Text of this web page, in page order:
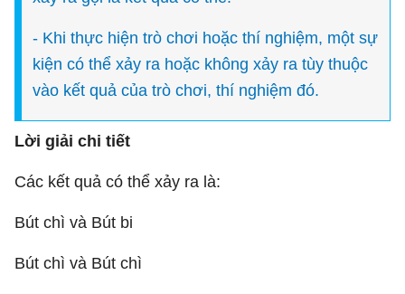
- Khi thực hiện trò chơi hoặc thí nghiệm, một sự
kiện có thể xảy ra hoặc không xảy ra tùy thuộc
vào kết quả của trò chơi, thí nghiệm đó.
Lời giải chi tiết
Các kết quả có thể xảy ra là:
Bút chì và Bút bi
Bút chì và Bút chì